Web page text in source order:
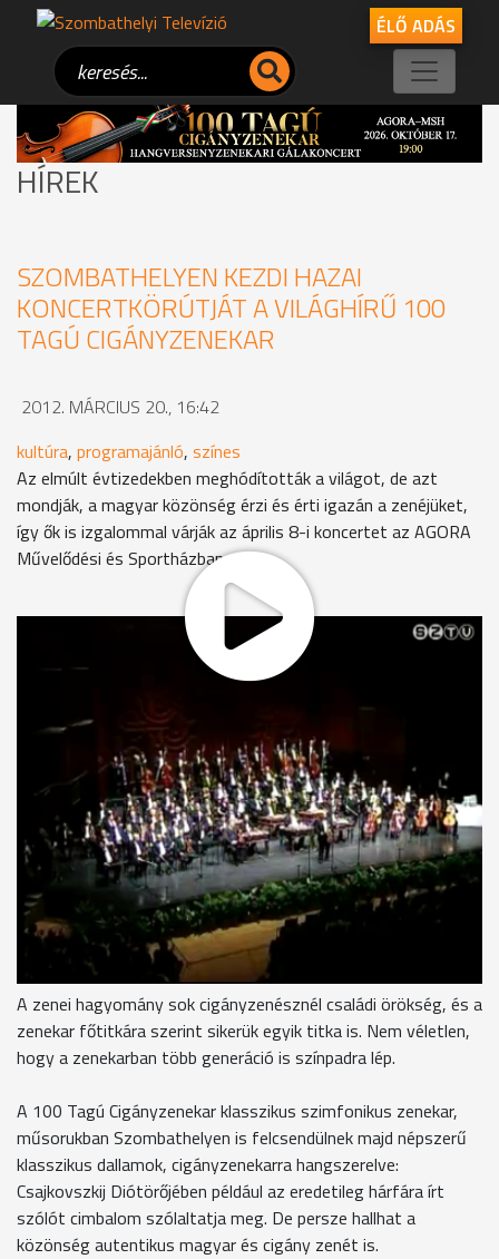
ÉLŐ ADÁS
HÍREK
SZOMBATHELYEN KEZDI HAZAI
KONCERTKÖRÚTJÁT A VILÁGHÍRŰ 100
TAGÚ CIGÁNYZENEKAR
2012. MÁRCIUS 20., 16:42
kultúra, programajánló, színes
Az elmúlt évtizedekben meghódították a világot, de azt
mondják, a magyar közönség érzi és érti igazán a zenéjüket,
így ők is izgalommal várják az április 8-i koncertet az AGORA
Művelődési és Sportházban.
Nincs a világon a 100 Tagú Cigányzenekarhoz hasonló zenei
formáció. A Magyar Örökség-díjas együttest megalakulása
óta lelkes közönség fogadja, bárhol is lépnek fel: egy kisebb
település kultúrházában vagy a világ valamelyik nagy
színpadán. 1985-ben, az akkori prímáskirály, idős Járóka
Sándor temetésén döntöttek úgy, hogy koncertképes
zenekart alakítanak. A nemzetközi siker szinte azonnal elérte
őket, aztán itthon is népszerűek lettek. Az idei az első hazai
koncertturnéjuk: minden megyeszékhelyre elviszik a
klasszikus, a magyaros és a cigányos zenét.
Beke Farkas Nándor főtitkár-menedzser
A zenei hagyomány sok cigányzenésznél családi örökség, és a
zenekar főtitkára szerint sikerük egyik titka is. Nem véletlen,
hogy a zenekarban több generáció is színpadra lép.
A 100 Tagú Cigányzenekar klasszikus szimfonikus zenekar,
műsorukban Szombathelyen is felcsendülnek majd népszerű
klasszikus dallamok, cigányzenekarra hangszerelve:
Csajkovszkij Diótörőjében például az eredetileg hárfára írt
szólót cimbalom szólaltatja meg. De persze hallhat a
közönség autentikus magyar és cigány zenét is.